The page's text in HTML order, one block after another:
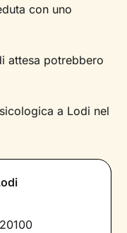
con uno
attesa potrebbero
a Lodi nel